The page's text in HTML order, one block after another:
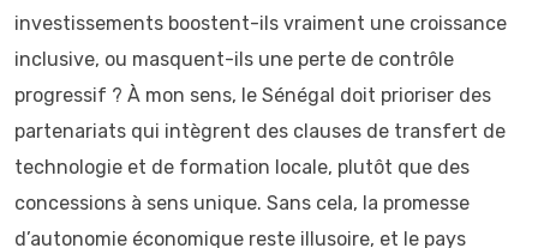
investissements boostent-ils vraiment une croissance
inclusive, ou masquent-ils une perte de contrôle
progressif ? À mon sens, le Sénégal doit prioriser des
partenariats qui intègrent des clauses de transfert de
technologie et de formation locale, plutôt que des
concessions à sens unique. Sans cela, la promesse
d’autonomie économique reste illusoire, et le pays